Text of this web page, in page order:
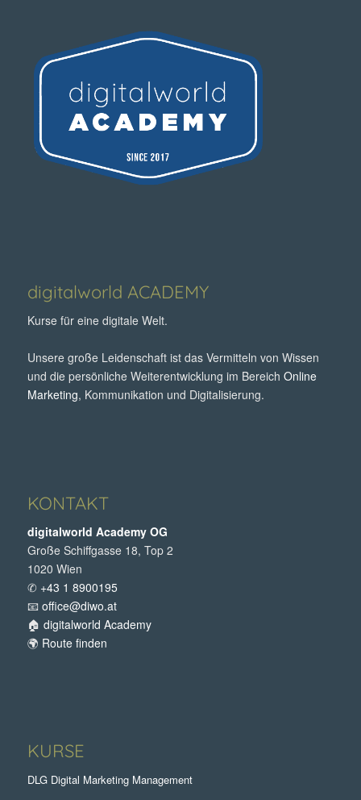
digitalworld ACADEMY
Kurse für eine digitale Welt.
Unsere große Leidenschaft ist das Vermitteln von Wissen
und die persönliche Weiterentwicklung im Bereich Online
Marketing, Kommunikation und Digitalisierung.
KONTAKT
digitalworld Academy OG
Große Schiffgasse 18, Top 2
1020 Wien
✆ +43 1 8900195
📧 office@diwo.at
🏠 digitalworld Academy
🌍 Route finden
KURSE
DLG Digital Marketing Management